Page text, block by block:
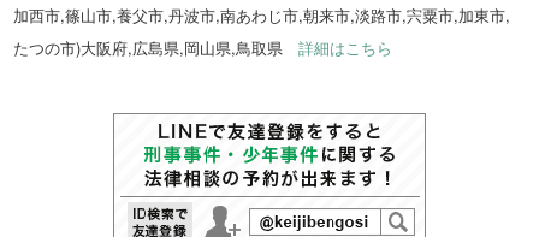
加西市,篠山市,養父市,丹波市,南あわじ市,朝来市,淡路市,宍粟市,加東市,
たつの市)大阪府,広島県,岡山県,鳥取県詳細はこちら